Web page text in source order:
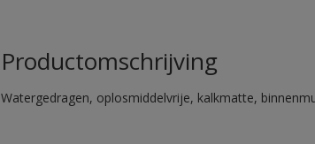
Productomschrijving
Watergedragen, oplosmiddelvrije, kalkmatte,